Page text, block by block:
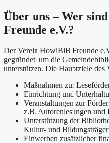
Über uns – Wer
Freunde e.V.?
Der Verein HowiBiB Freunde
gegründet, um die
unterstützen. Die Hauptziele des
Maßnahmen zur
Einrichtung und
Veranstaltungen zur
z.B. Autorenlesungen und
Unterstützung der
Kultur- und
Einwerben zusätzlicher